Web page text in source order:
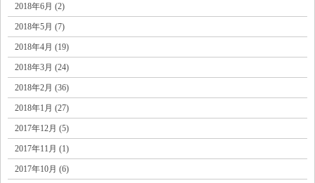
2018年6月 (2)
2018年5月 (7)
2018年4月 (19)
2018年3月 (24)
2018年2月 (36)
2018年1月 (27)
2017年12月 (5)
2017年11月 (1)
2017年10月 (6)